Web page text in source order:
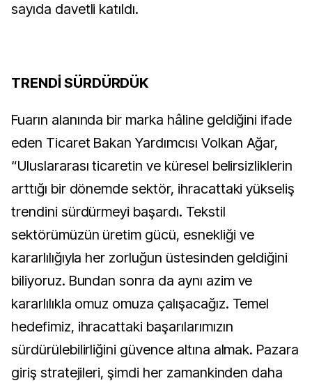
sayıda davetli katıldı.
TRENDİ SÜRDÜRDÜK
Fuarın alanında bir marka hâline geldiğini ifade
eden Ticaret Bakan Yardımcısı Volkan Ağar,
“Uluslararası ticaretin ve küresel belirsizliklerin
arttığı bir dönemde sektör, ihracattaki yükseliş
trendini sürdürmeyi başardı. Tekstil
sektörümüzün üretim gücü, esnekliği ve
kararlılığıyla her zorluğun üstesinden geldiğini
biliyoruz. Bundan sonra da aynı azim ve
kararlılıkla omuz omuza çalışacağız. Temel
hedefimiz, ihracattaki başarılarımızın
sürdürülebilirliğini güvence altına almak. Pazara
giriş stratejileri, şimdi her zamankinden daha